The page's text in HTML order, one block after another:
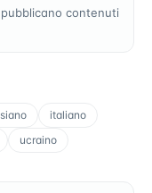
contenuti
italiano
ucraino